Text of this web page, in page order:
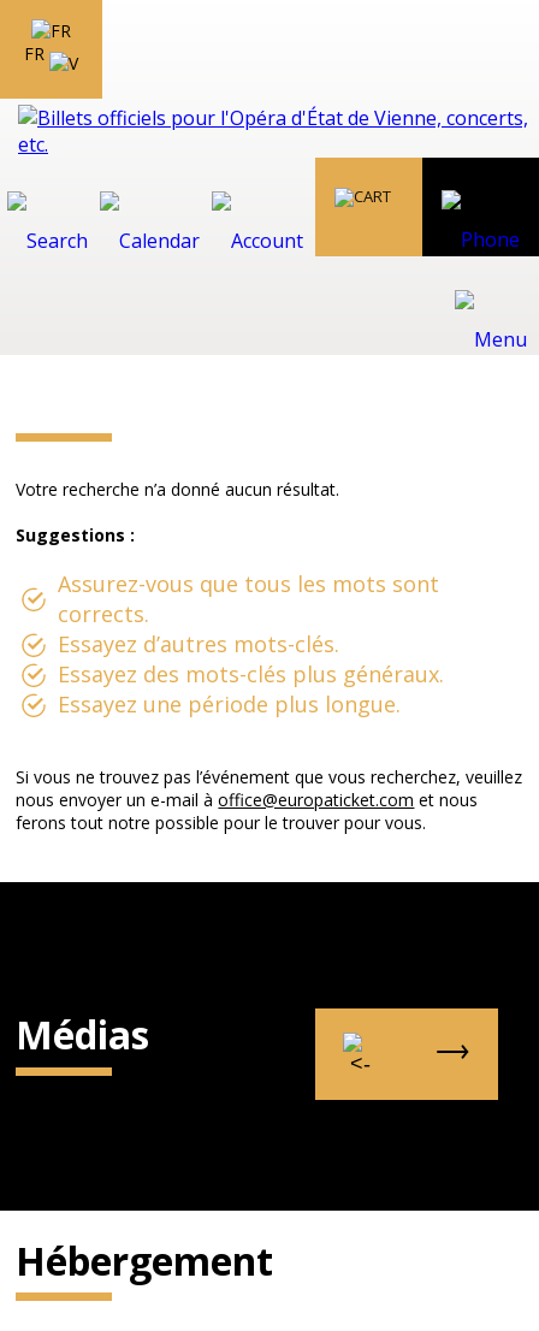
FR
Votre recherche n’a donné aucun résultat.
Suggestions :
Assurez-vous que tous les mots sont
corrects.
Essayez d’autres mots-clés.
Essayez des mots-clés plus généraux.
Essayez une période plus longue.
Si vous ne trouvez pas l’événement que vous recherchez, veuillez
nous envoyer un e-mail àoffice@europaticket.com et nous
ferons tout notre possible pour le trouver pour vous.
Médias
Hébergement